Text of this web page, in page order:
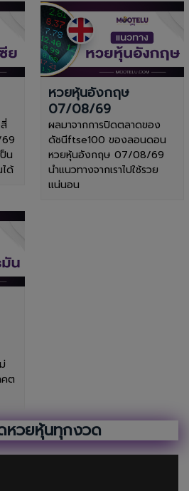
น
ด้
หวยหุ้นอังกฤษ
07/08/69
ผลมาจากการปิดตลาดของ
ดัชนีftse100 ของลอนดอน
หวยหุ้นอังกฤษ 07/08/69
นำแนวทางจากเราไปใช้รวย
แน่นอน
คต
หวยหุ้นทุกงวด